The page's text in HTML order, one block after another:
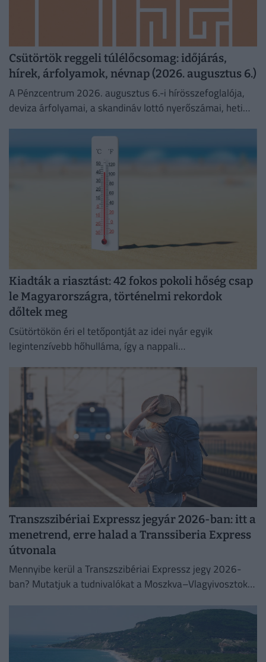
Csütörtök reggeli túlélőcsomag: időjárás,
hírek, árfolyamok, névnap (2026. augusztus 6.)
A Pénzcentrum 2026. augusztus 6.-i hírösszefoglalója,
deviza árfolyamai, a skandináv lottó nyerőszámai, heti
Kiadták a riasztást: 42 fokos pokoli hőség csap
le Magyarországra, történelmi rekordok
dőltek meg
Csütörtökön éri el tetőpontját az idei nyár egyik
legintenzívebb hőhulláma, így a nappali
Transzszibériai Expressz jegyár 2026-ban: itt a
menetrend, erre halad a Transsiberia Express
útvonala
Mennyibe kerül a Transzszibériai Expressz jegy 2026-
ban? Mutatjuk a tudnivalókat a Moszkva–Vlagyivosztok